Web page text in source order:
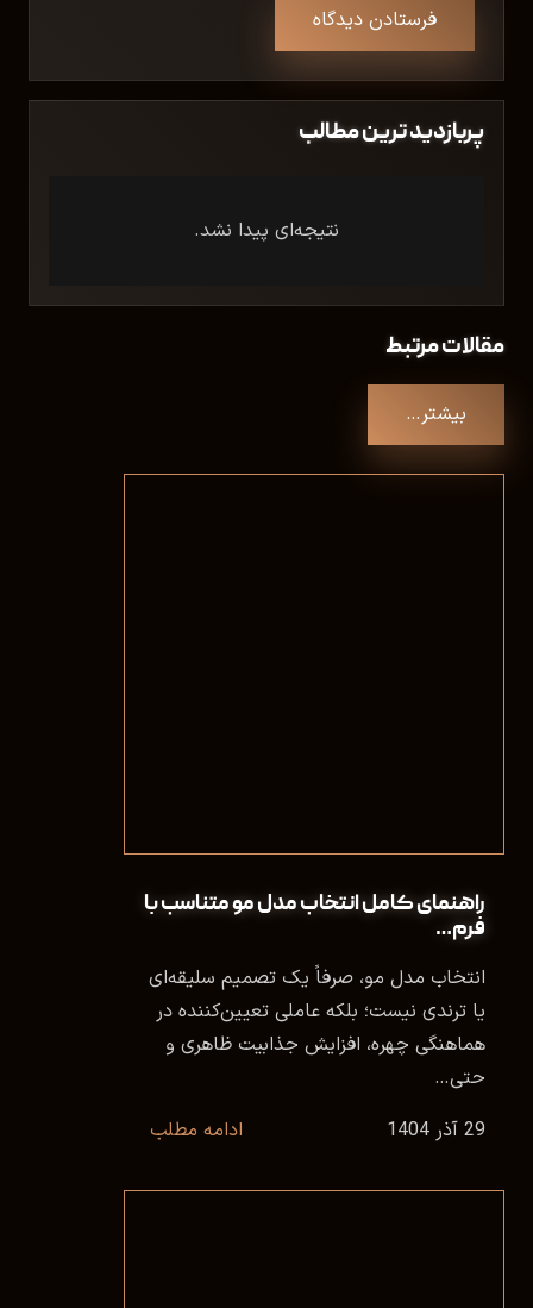
فرستادن دیدگاه
پربازدید ترین مطالب
نتیجه‌ای پیدا نشد.
مقالات مرتبط
بیشتر…
راهنمای کامل انتخاب مدل مو متناسب با
فرم…
انتخاب مدل مو، صرفاً یک تصمیم سلیقه‌ای
یا ترندی نیست؛ بلکه عاملی تعیین‌کننده در
هماهنگی چهره، افزایش جذابیت ظاهری و
حتی…
29 آذر 1404
ادامه مطلب